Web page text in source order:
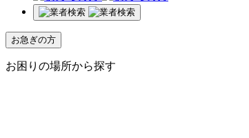
お急ぎの方
お困りの場所から探す